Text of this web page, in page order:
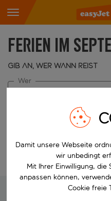
Ferien im
Gib an, wer wann reist
Wer
Wähle deine Reisedaten
Suche bearbeiten
Damit unsere Webseite
wir unbedingt
Mit Ihrer Einwilligung,
anpassen können,
Cookie freie